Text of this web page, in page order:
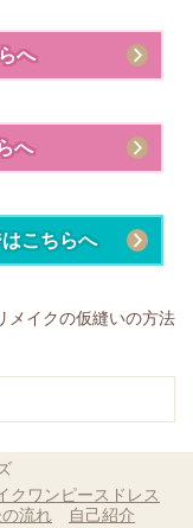
へ
へ
こちらへ
メイクの仮縫いの方法
クワンピースドレス
流れ
自己紹介